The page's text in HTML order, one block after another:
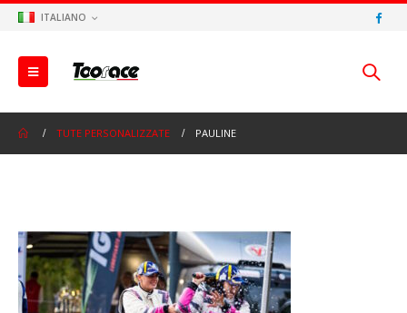
ITALIANO
TUTE PERSONALIZZATE PAULINE